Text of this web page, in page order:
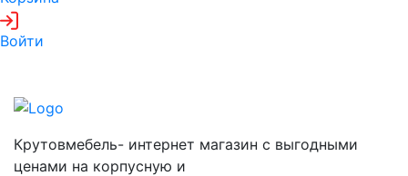
Войти
Крутовмебель- интернет магазин с выгодными
ценами на корпусную и